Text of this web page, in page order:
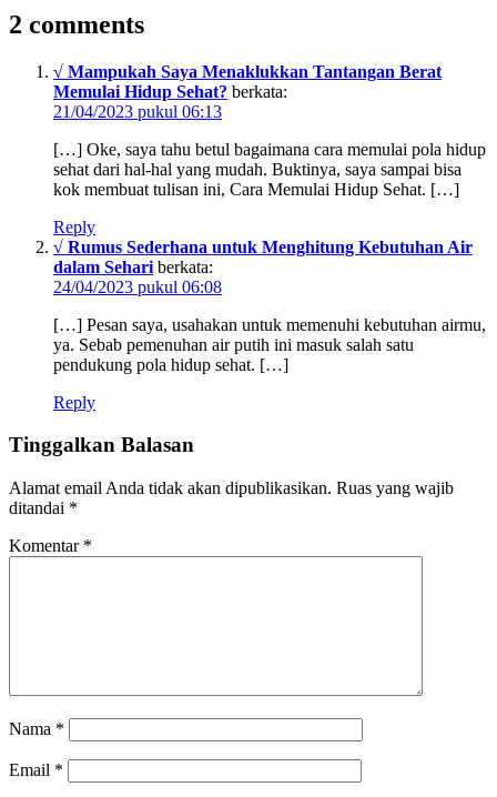
2 comments
√ Mampukah Saya Menaklukkan Tantangan Berat
Memulai Hidup Sehat? berkata:
21/04/2023 pukul 06:13
[…] Oke, saya tahu betul bagaimana cara memulai pola hidup
sehat dari hal-hal yang mudah. Buktinya, saya sampai bisa
kok membuat tulisan ini, Cara Memulai Hidup Sehat. […]
Reply
√ Rumus Sederhana untuk Menghitung Kebutuhan Air
dalam Sehari berkata:
24/04/2023 pukul 06:08
[…] Pesan saya, usahakan untuk memenuhi kebutuhan airmu,
ya. Sebab pemenuhan air putih ini masuk salah satu
pendukung pola hidup sehat. […]
Reply
Tinggalkan Balasan
Alamat email Anda tidak akan dipublikasikan. Ruas yang wajib
ditandai *
Komentar *
Nama *
Email *